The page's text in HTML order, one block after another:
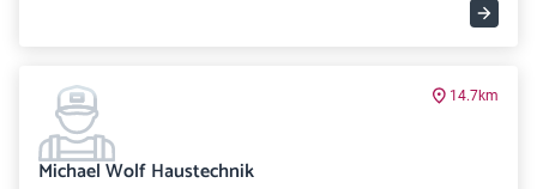
14.7km
Michael Wolf Haustechnik